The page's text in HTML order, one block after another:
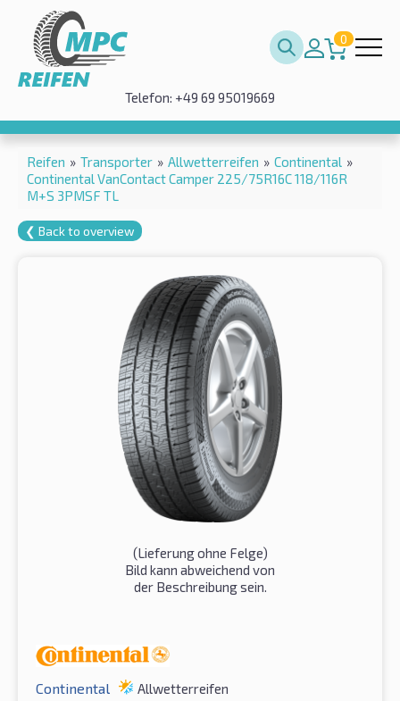
0
Telefon: +49 69 95019669
Reifen » Transporter » Allwetterreifen » Continental »
Continental VanContact Camper 225/75R16C 118/116R
M+S 3PMSF TL
❮ Back to overview
(Lieferung ohne Felge)
Bild kann abweichend von
der Beschreibung sein.
Continental Allwetterreifen